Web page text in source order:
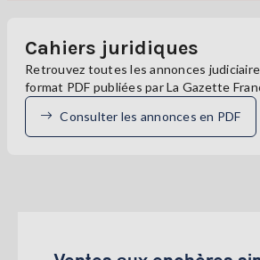
Cahiers juridiques
Retrouvez toutes les annonces
format PDF publiées par La Gazette
Consulter les annonces en PDF